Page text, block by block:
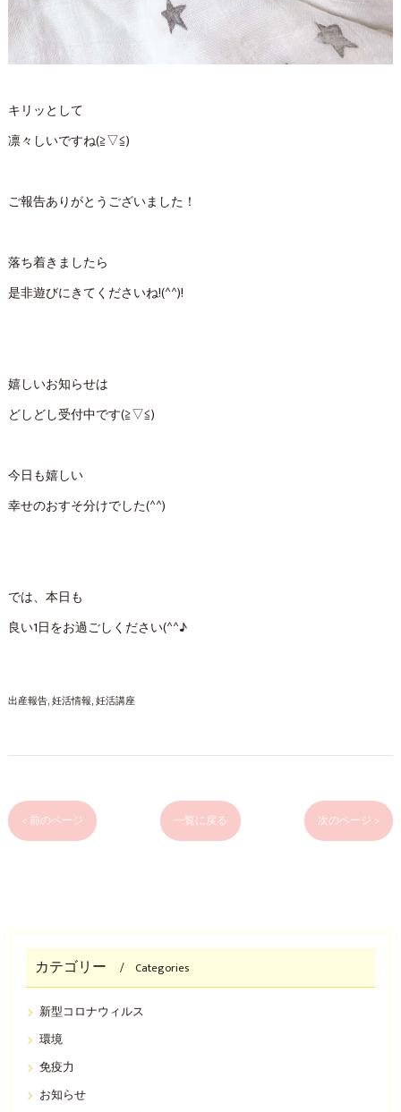
キリッとして
凛々しいですね(≧▽≦)
ご報告ありがとうございました！
落ち着きましたら
是非遊びにきてくださいね!(^^)!
嬉しいお知らせは
どしどし受付中です(≧▽≦)
今日も嬉しい
幸せのおすそ分けでした(^^)
では、本日も
良い1日をお過ごしください(^^♪
出産報告 妊活情報 妊活講座
< 前のページ 一覧に戻る 次のページ >
カテゴリー Categories
新型コロナウィルス
環境
免疫力
お知らせ